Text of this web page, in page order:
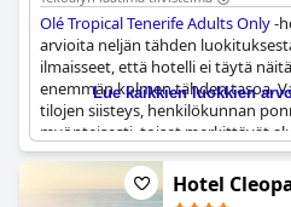
Olé Tropical Tenerife Adults Only-
arvioita neljän tähden
ilmaisseet, että hotelli ei täytä
enemmän kolmen tähden tasoa.
tilojen siisteys, henkilökunnan
myönteisesti, toiset merkittävät
huoneet ja ruoan laatu, eivät
tähden kriteereitä.
Lue kaikkien luokkien
Hotel